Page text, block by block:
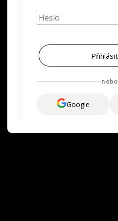
nebo
Google